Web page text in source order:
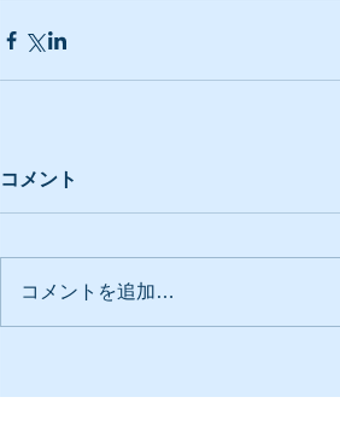
コメント
コメントを追加…